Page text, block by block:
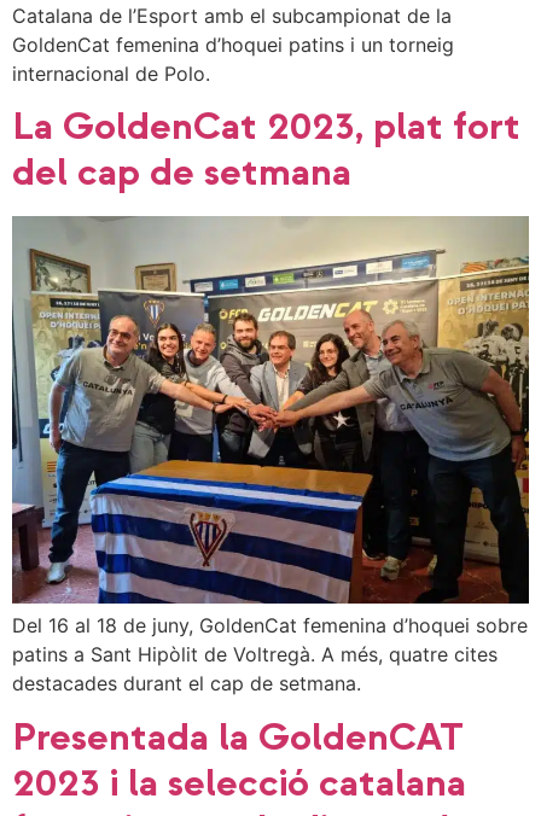
Catalana de l’Esport amb el subcampionat de la
GoldenCat femenina d’hoquei patins i un torneig
internacional de Polo.
La GoldenCat 2023, plat fort
del cap de setmana
Del 16 al 18 de juny, GoldenCat femenina d’hoquei sobre
patins a Sant Hipòlit de Voltregà. A més, quatre cites
destacades durant el cap de setmana.
Presentada la GoldenCAT
2023 i la selecció catalana